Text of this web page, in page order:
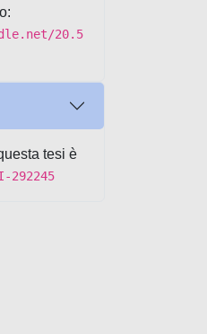
20.5
tesi è
292245